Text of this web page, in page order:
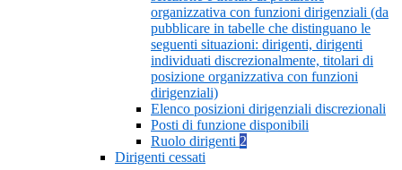
organizzativa con funzioni dirigenziali (da
pubblicare in tabelle che distinguano le
seguenti situazioni: dirigenti, dirigenti
individuati discrezionalmente, titolari di
posizione organizzativa con funzioni
dirigenziali)
Elenco posizioni dirigenziali discrezionali
Posti di funzione disponibili
Ruolo dirigenti 2
Dirigenti cessati